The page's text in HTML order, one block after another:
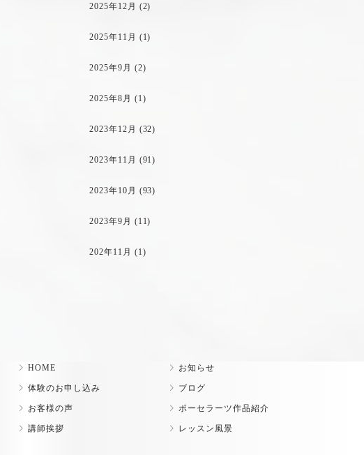
2025年12月 (2)
2025年11月 (1)
2025年9月 (2)
2025年8月 (1)
2023年12月 (32)
2023年11月 (91)
2023年10月 (93)
2023年9月 (11)
202年11月 (1)
HOME
体験のお申し込み
お客様の声
講師挨拶
お知らせ
ブログ
ポーセラーツ作品紹介
レッスン風景